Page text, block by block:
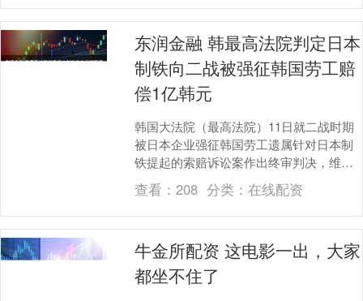
东润金融 韩最高法院判定日本
制铁向二战被强征韩国劳工赔
偿1亿韩元
韩国大法院（最高法院）11日就二战时期
被日本企业强征韩国劳工遗属针对日本制
铁提起的索赔诉讼案作出终审判决，维持
二审判决，判定原告胜诉，日本制铁向原
告赔偿1亿韩元....
查看：208 分类： 在线配资
牛金所配资 这电影一出，大家
都坐不住了